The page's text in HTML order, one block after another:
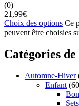
(0)
21,99€
Choix des options Ce
peuvent être choisies
Catégories
Automne-Hiver
Enfant
Sets